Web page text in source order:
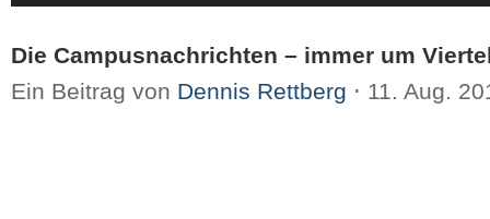
Die Campusnachrichten – immer um
Ein Beitrag von Dennis Rettberg ⋅ 11. Aug.